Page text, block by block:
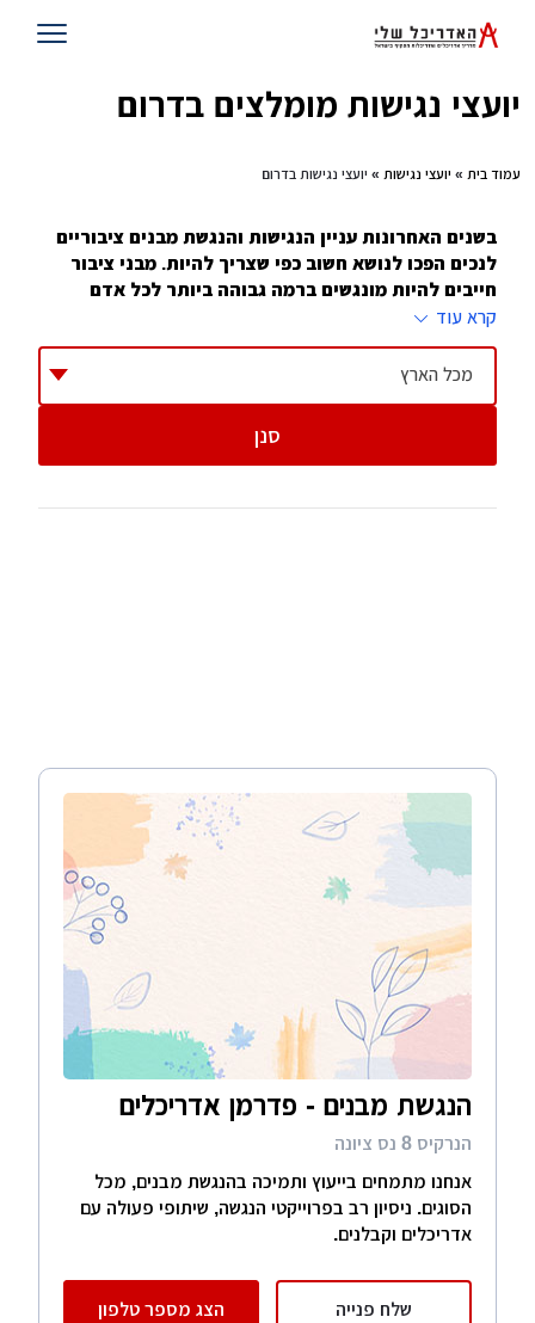
יועצי נגישות מומלצים בדרום
עמוד בית » יועצי נגישות » יועצי נגישות בדרום
בשנים האחרונות עניין הנגישות והנגשת מבנים ציבוריים
לנכים הפכו לנושא חשוב כפי שצריך להיות. מבני ציבור
חייבים להיות מונגשים ברמה גבוהה ביותר לכל אדם
במדינת ישראל
החל מאוגוסט 2009, התקנות מחייבות שהגשת בקשה להיתר
ואישור שכזה. זה אומר שאי אפשר לבנות בניינים חדשים ללא
קרא עוד
מכל הארץ
סנן
הנגשת מבנים - פדרמן אדריכלים
הנרקיס 8 נס ציונה
אנחנו מתמחים בייעוץ ותמיכה בהנגשת מבנים, מכל
הסוגים. ניסיון רב בפרוייקטי הנגשה, שיתופי פעולה עם
אדריכלים וקבלנים.
שלח פנייה הצג מספר טלפון